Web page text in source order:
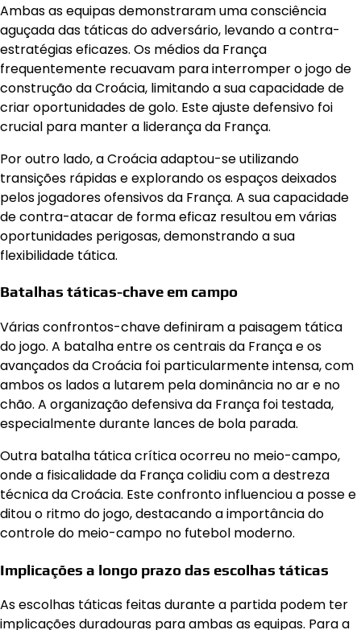
Ambas as equipas demonstraram uma consciência
aguçada das táticas do adversário, levando a contra-
estratégias eficazes. Os médios da França
frequentemente recuavam para interromper o jogo de
construção da Croácia, limitando a sua capacidade de
criar oportunidades de golo. Este ajuste defensivo foi
crucial para manter a liderança da França.
Por outro lado, a Croácia adaptou-se utilizando
transições rápidas e explorando os espaços deixados
pelos jogadores ofensivos da França. A sua capacidade
de contra-atacar de forma eficaz resultou em várias
oportunidades perigosas, demonstrando a sua
flexibilidade tática.
Batalhas táticas-chave em campo
Várias confrontos-chave definiram a paisagem tática
do jogo. A batalha entre os centrais da França e os
avançados da Croácia foi particularmente intensa, com
ambos os lados a lutarem pela dominância no ar e no
chão. A organização defensiva da França foi testada,
especialmente durante lances de bola parada.
Outra batalha tática crítica ocorreu no meio-campo,
onde a fisicalidade da França colidiu com a destreza
técnica da Croácia. Este confronto influenciou a posse e
ditou o ritmo do jogo, destacando a importância do
controle do meio-campo no futebol moderno.
Implicações a longo prazo das escolhas táticas
As escolhas táticas feitas durante a partida podem ter
implicações duradouras para ambas as equipas. Para a